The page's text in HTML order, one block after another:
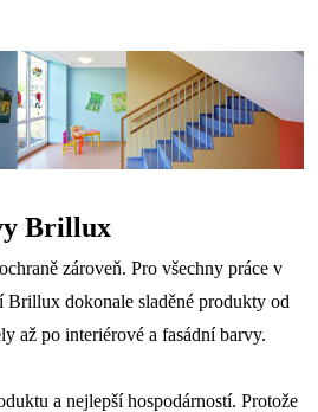
Brillux
zároveň. Pro všechny práce v
Brillux dokonale sladěné produkty od
až po interiérové a fasádní barvy.
a nejlepší hospodárností. Protože